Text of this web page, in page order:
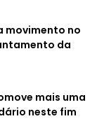
movimento no
da
mais uma
neste fim